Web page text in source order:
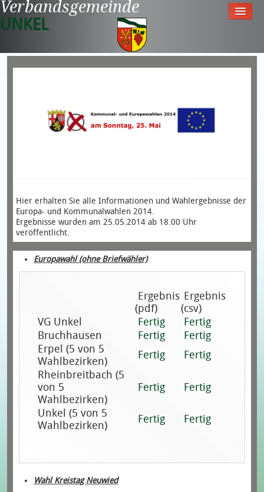
Verbandsgemeinde
UNKEL
Meine Gemeinde
Hier erhalten Sie alle Informationen und Wahlergebnisse der
Europa- und Kommunalwahlen 2014.
Ergebnisse wurden am 25.05.2014 ab 18.00 Uhr
veröffentlicht.
Europawahl (ohne Briefwähler)
Ergebnis
(pdf)
Ergebnis
(csv)
VG Unkel
Fertig
Fertig
Bruchhausen
Fertig
Fertig
Erpel (5 von 5
Wahlbezirken)
Fertig
Fertig
Rheinbreitbach (5
von 5
Wahlbezirken)
Fertig Fertig
Unkel (5 von 5
Wahlbezirken)
Fertig Fertig
Wahl Kreistag Neuwied